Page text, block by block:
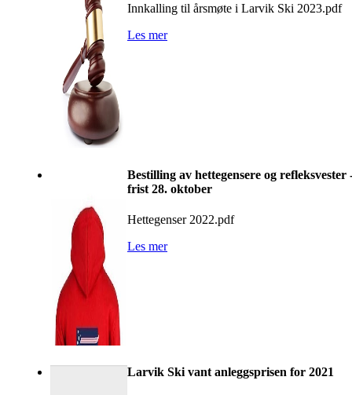
Innkalling til årsmøte i Larvik Ski 2023.pdf
Les mer
Bestilling av hettegensere og refleksvester
frist 28. oktober
Hettegenser 2022.pdf
Les mer
Larvik Ski vant anleggsprisen for 2021